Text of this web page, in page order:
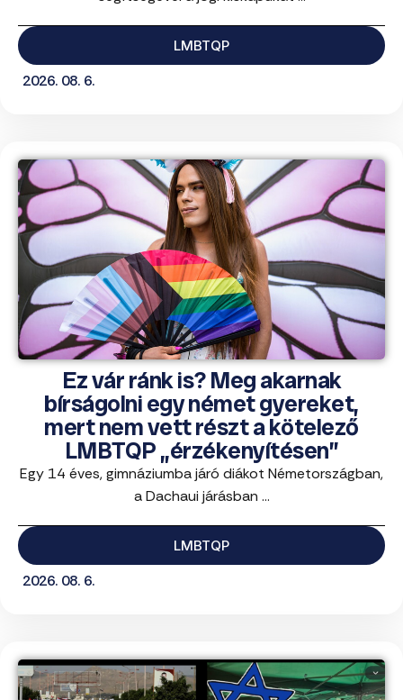
LMBTQP
2026. 08. 6.
Ez vár ránk is? Meg akarnak
bírságolni egy német gyereket,
mert nem vett részt a kötelező
LMBTQP „érzékenyítésen”
Egy 14 éves, gimnáziumba járó diákot Németországban,
a Dachaui járásban ...
LMBTQP
2026. 08. 6.